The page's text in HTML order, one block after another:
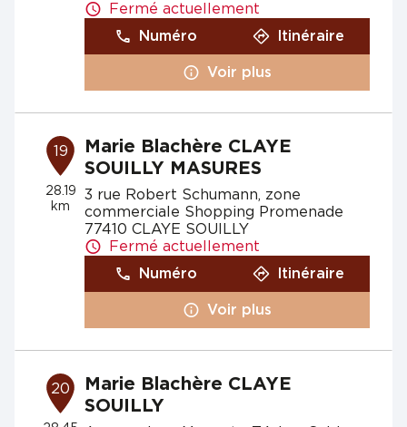
Fermé actuellement
Numéro
Itinéraire
Voir plus
19
28.19
km
Marie Blachère CLAYE
SOUILLY MASURES
3 rue Robert Schumann, zone
commerciale Shopping Promenade
77410 CLAYE SOUILLY
Fermé actuellement
Numéro
Itinéraire
Voir plus
20
Marie Blachère CLAYE
SOUILLY